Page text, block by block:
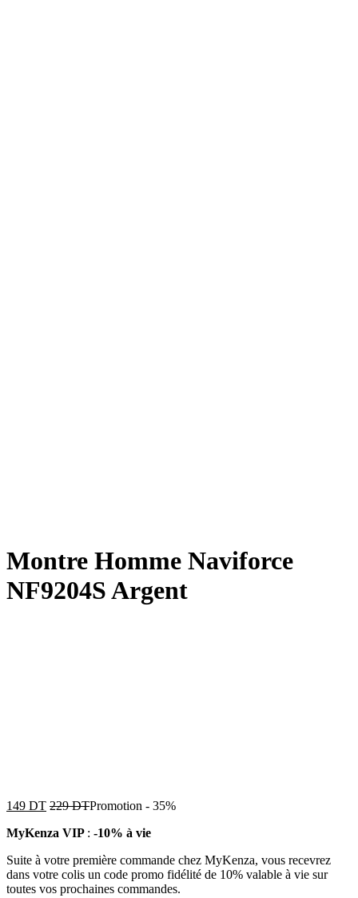
Montre Homme Naviforce
NF9204S Argent
149 DT 229DTPromotion - 35%
MyKenza VIP : -10% à vie
Suite à votre première commande chez MyKenza, vous recevrez
dans votre colis un code promo fidélité de 10% valable à vie sur
toutes vos prochaines commandes.